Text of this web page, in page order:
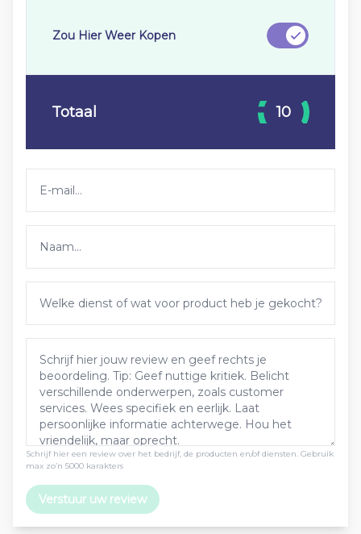
Schrijf hier een review over het bedrijf, de producten en/of diensten. Gebruik
max zo’n 5000 karakters
Verstuur uw review
Zou Hier Weer Kopen
Totaal 10